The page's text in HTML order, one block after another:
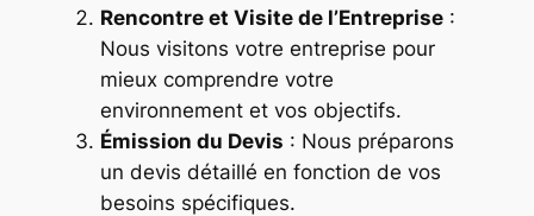
Rencontre et Visite de l’Entreprise:
Nous visitons votre entreprise pour
mieux comprendre votre
environnement et vos objectifs.
Émission du Devis : Nous préparons
un devis détaillé en fonction de vos
besoins spécifiques.